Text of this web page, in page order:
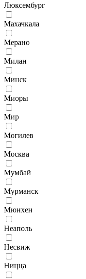
Люксембург
Махачкала
Мерано
Милан
Минск
Миоры
Мир
Могилев
Москва
Мумбай
Мурманск
Мюнхен
Неаполь
Несвиж
Ницца